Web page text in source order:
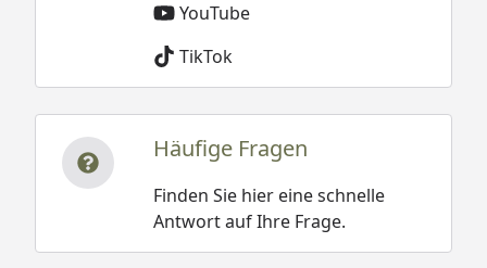
YouTube
TikTok
Häufige Fragen
Finden Sie hier eine schnelle
Antwort auf Ihre Frage.